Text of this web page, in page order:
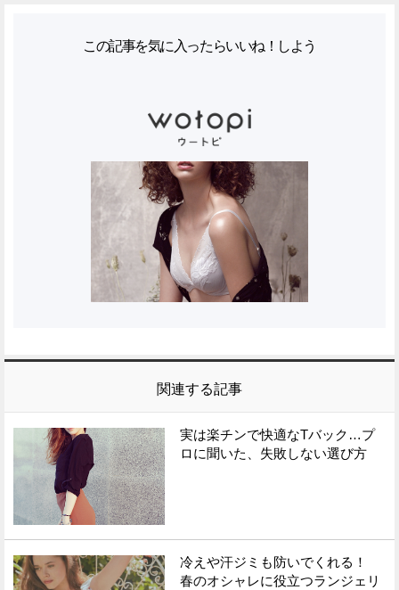
この記事を気に入ったらいいね！しよう
関連する記事
実は楽チンで快適なTバック…プ
ロに聞いた、失敗しない選び方
冷えや汗ジミも防いでくれる！
春のオシャレに役立つランジェリ